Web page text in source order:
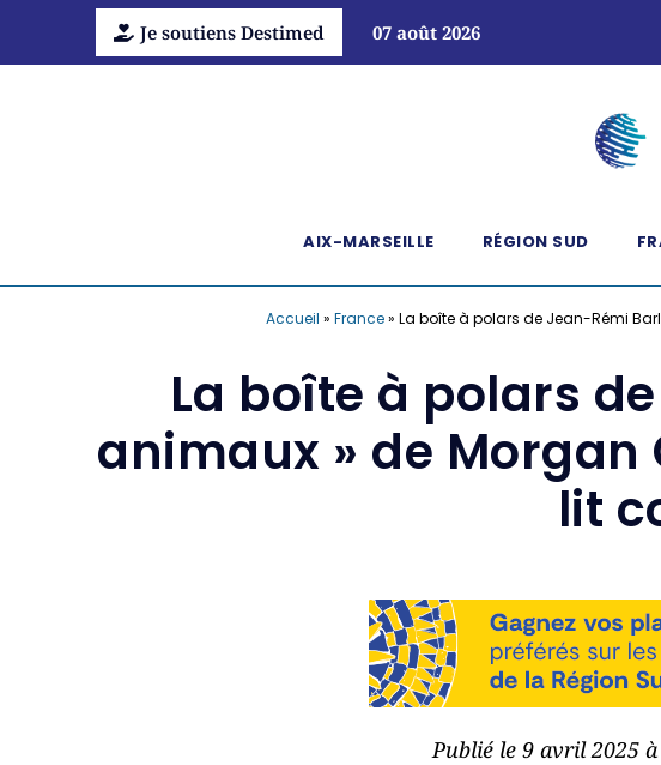
Je soutiens Destimed 07 août 2026
AIX-MARSEILLE RÉGION SUD
Accueil » France» La boîte à polars de Jean-Rémi
La boîte à polars
animaux » de Morgan
lit
Publié le 9 avril 2025